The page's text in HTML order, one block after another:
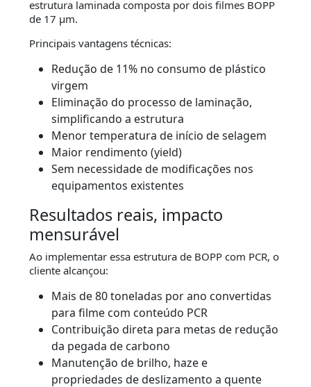
estrutura laminada composta por dois filmes BOPP
de 17 µm.
Principais vantagens técnicas:
Redução de 11% no consumo de plástico
virgem
Eliminação do processo de laminação,
simplificando a estrutura
Menor temperatura de início de selagem
Maior rendimento (yield)
Sem necessidade de modificações nos
equipamentos existentes
Resultados reais, impacto
mensurável
Ao implementar essa estrutura de BOPP com PCR, o
cliente alcançou:
Mais de 80 toneladas por ano convertidas
para filme com conteúdo PCR
Contribuição direta para metas de redução
da pegada de carbono
Manutenção de brilho, haze e
propriedades de deslizamento a quente